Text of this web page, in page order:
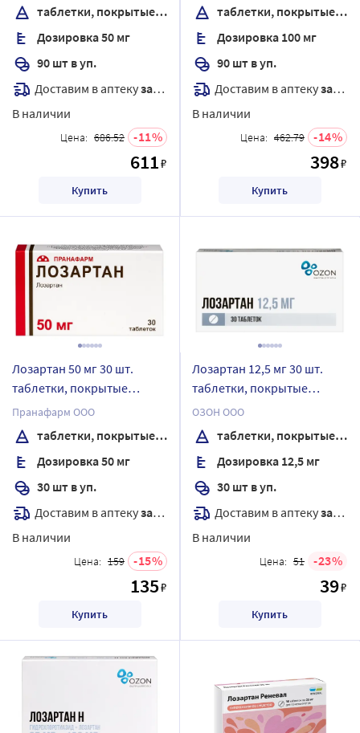
таблетки, покрытые пленочной оболочкой
Дозировка 50 мг
90 шт в уп.
Доставим в аптекузавтра
В наличии
Цена: 686.52 11
611₽
Купить
таблетки, покрытые пленочной оболочкой
Дозировка 100 мг
90 шт в уп.
Доставим в аптекузавтра
В наличии
Цена: 462.79 14
398₽
Купить
Лозартан 50 мг 30 шт.
таблетки, покрытые
пленочной оболочкой
Пранафарм ООО
таблетки, покрытые пленочной оболочкой
Дозировка 50 мг
30 шт в уп.
Доставим в аптекузавтра
В наличии
Цена: 159 15
135₽
Купить
Лозартан 12,5 мг 30 шт.
таблетки, покрытые
пленочной оболочкой
ОЗОН ООО
таблетки, покрытые пленочной оболочкой
Дозировка 12,5 мг
30 шт в уп.
Доставим в аптекузавтра
В наличии
Цена: 51 23
39₽
Купить